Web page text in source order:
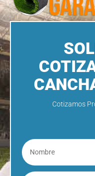
Cotizamos